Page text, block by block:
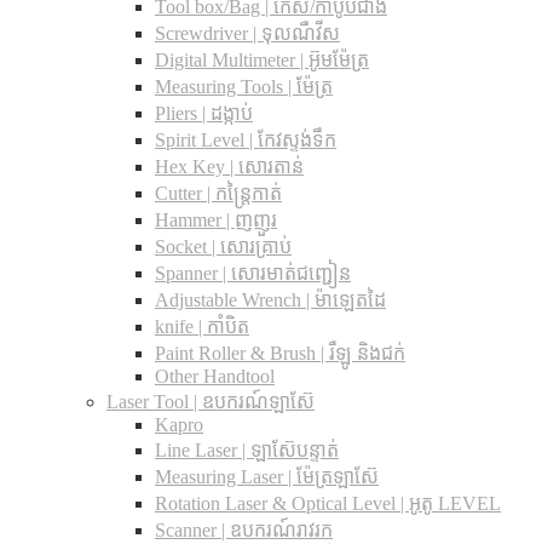
Tool box/Bag | កេស/កាបូបជាង
Screwdriver | ទុលណឺវីស
Digital Multimeter | អ៊ូមម៉ែត្រ
Measuring Tools | ម៉ែត្រ
Pliers | ដង្កាប់
Spirit Level | កែវស្ទង់ទឹក
Hex Key | សោរតាន់
Cutter | កន្រ្តៃកាត់
Hammer | ញញួរ
Socket | សោរគ្រាប់
Spanner |​ សោរមាត់ជញ្ជៀន
Adjustable Wrench |​ ម៉ាឡេតដៃ
knife | កាំបិត
Paint Roller & Brush | រឺឡូ និងជក់
Other Handtool
Laser Tool | ឧបករណ៍ឡាស៊ែ
Kapro
Line Laser | ឡាស៊ែបន្ទាត់
Measuring Laser | ម៉ែត្រឡាស៊ែ
Rotation Laser & Optical Level | អូតូ LEVEL
Scanner | ឧបករណ៍រាវរក